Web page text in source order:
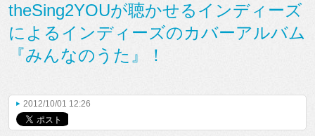
theSing2YOUが聴かせるインディーズ
によるインディーズのカバーアルバム
『みんなのうた』！
2012/10/01 12:26